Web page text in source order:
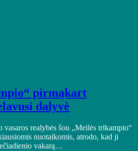
pirmąkart
dalyvė
realybės šou „Meilės trikampio“
nuotaikomis, atrodo, kad ji
vakarą…